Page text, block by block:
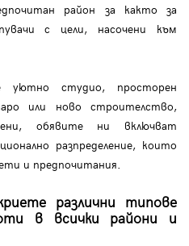
район за както за
с цели, насочени към
уютно студио, просторен
или ново строителство,
обявите ни включват
разпределение, които
и предпочитания.
различни типове
в всички райони и